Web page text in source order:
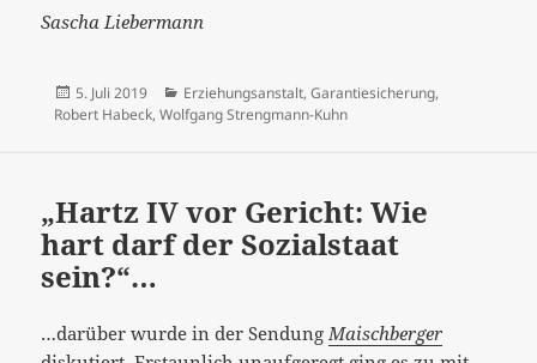
Sascha Liebermann
Veröffentlicht
am
5. Juli 2019 Kategorien
Erziehungsanstalt, Garantiesicherung,
Robert Habeck, Wolfgang Strengmann-Kuhn
„Hartz IV vor Gericht: Wie
hart darf der Sozialstaat
sein?“…
…darüber wurde in der Sendung Maischberger